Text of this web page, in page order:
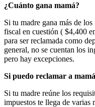
¿Cuánto gana mamá?
Si tu madre gana más de
fiscal en cuestión ( $4,400
para ser reclamada como
general, no se cuentan los
pero hay excepciones.
Si puedo reclamar a
Si tu madre reúne los
impuestos te llega de varias